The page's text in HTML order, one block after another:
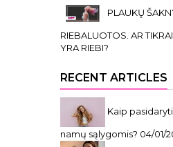
PLAUKŲ
RIEBALUOTOS. AR
YRA RIEBI?
RECENT ARTICLES
Kaip
namų sąlygomis? 04/01/